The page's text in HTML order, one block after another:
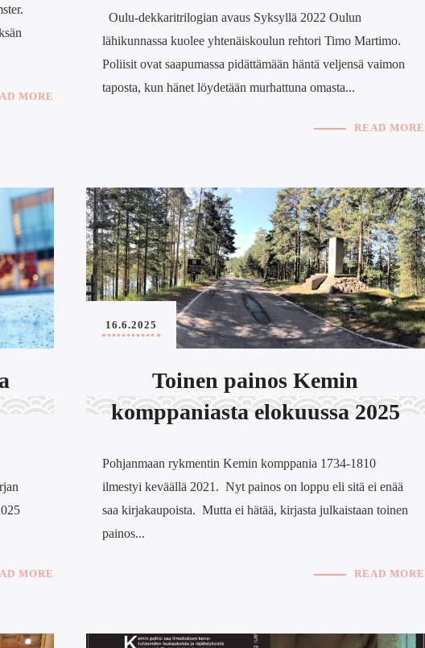
MORE
Oulu-dekkaritrilogian avaus Syksyllä 2022 Oulun
lähikunnassa kuolee yhtenäiskoulun rehtori Timo Martimo.
Poliisit ovat saapumassa pidättämään häntä veljensä vaimon
taposta, kun hänet löydetään murhattuna omasta...
READ MORE
MORE
Toinen painos Kemin
komppaniasta elokuussa 2025
Pohjanmaan rykmentin Kemin komppania 1734-1810
ilmestyi keväällä 2021. Nyt painos on loppu eli sitä ei enää
saa kirjakaupoista. Mutta ei hätää, kirjasta julkaistaan toinen
painos...
16.6.2025
READ MORE